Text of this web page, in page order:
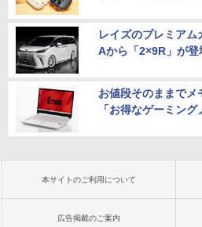
レイズのプレミア
Aから「2×9R」が登
お値段そのままで
「お得なゲーミング
本サイトのご利用について
広告掲載のご案内